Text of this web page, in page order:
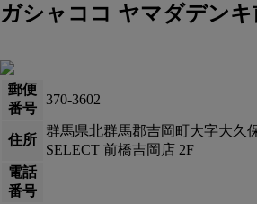
ガシャココ ヤマダデンキ
郵便
番号
370-3602
住所
群馬県北群馬郡吉岡町大字大久
SELECT 前橋吉岡店 2F
電話
番号